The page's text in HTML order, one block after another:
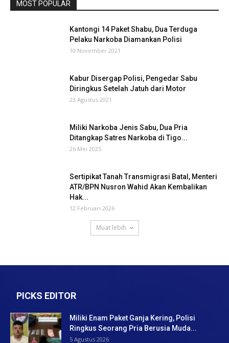
MOST POPULAR
Kantongi 14 Paket Shabu, Dua Terduga
Pelaku Narkoba Diamankan Polisi
10 November 2021
Kabur Disergap Polisi, Pengedar Sabu
Diringkus Setelah Jatuh dari Motor
23 Agustus 2021
Miliki Narkoba Jenis Sabu, Dua Pria
Ditangkap Satres Narkoba di Tigo...
26 Mei 2025
Sertipikat Tanah Transmigrasi Batal, Menteri
ATR/BPN Nusron Wahid Akan Kembalikan
Hak...
12 Februari 2026
Muat lebih
PICKS EDITOR
Miliki Enam Paket Ganja Kering, Polisi
Ringkus Seorang Pria Berusia Muda...
5 Agustus 2026